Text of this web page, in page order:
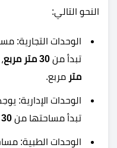
النحو التالي:
الوحدات التجارية:
تبدأ من 30 متر مربع
متر مربع.
الوحدات الإدارية:
تبدأ مساحتها من 30 متر
الوحدات الطبية: